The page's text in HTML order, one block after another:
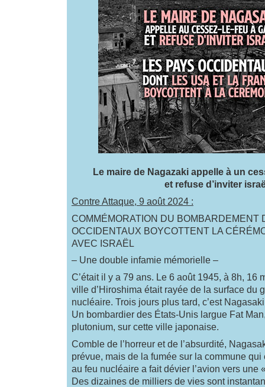
Le maire de Nagazaki appelle à un
et refuse d’inviter
Contre Attaque, 9 août 2024 :
COMMÉMORATION DU BOMBARDEMENT
OCCIDENTAUX BOYCOTTENT LA
AVEC ISRAËL
– Une double infamie mémorielle –
C’était il y a 79 ans. Le 6 août 1945, à 8h, 16
ville d’Hiroshima était rayée de la surface du
nucléaire. Trois jours plus tard, c’est
Un bombardier des États-Unis largue Fat
plutonium, sur cette ville japonaise.
Comble de l’horreur et de l’absurdité,
prévue, mais de la fumée sur la commune
au feu nucléaire a fait dévier l’avion vers une
Des dizaines de milliers de vies sont